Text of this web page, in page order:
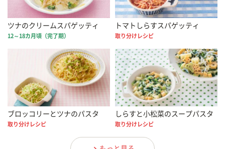
ツナのクリームスパゲッティ
12～18カ月頃（完了期）
トマトしらすスパゲッティ
取り分けレシピ
ブロッコリーとツナのパスタ
取り分けレシピ
しらすと小松菜のスープパスタ
取り分けレシピ